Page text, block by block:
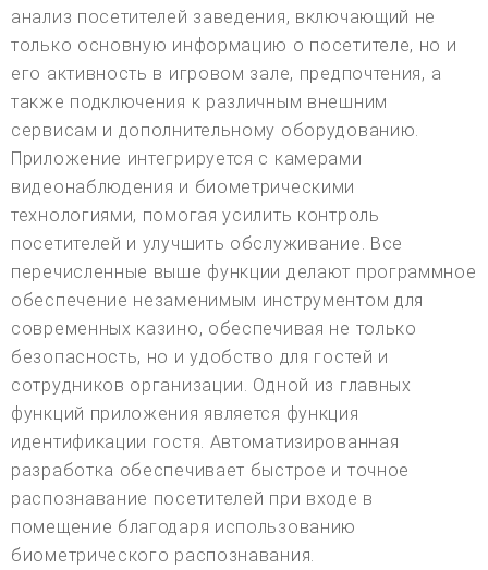
анализ посетителей заведения, включающий не
только основную информацию о посетителе, но и
его активность в игровом зале, предпочтения, а
также подключения к различным внешним
сервисам и дополнительному оборудованию.
Приложение интегрируется с камерами
видеонаблюдения и биометрическими
технологиями, помогая усилить контроль
посетителей и улучшить обслуживание. Все
перечисленные выше функции делают программное
обеспечение незаменимым инструментом для
современных казино, обеспечивая не только
безопасность, но и удобство для гостей и
сотрудников организации. Одной из главных
функций приложения является функция
идентификации гостя. Автоматизированная
разработка обеспечивает быстрое и точное
распознавание посетителей при входе в
помещение благодаря использованию
биометрического распознавания.